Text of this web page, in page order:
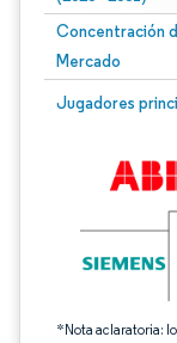
Concentración
Mercado
Jugadores
*Nota aclaratoria:
Imagen © Mordor